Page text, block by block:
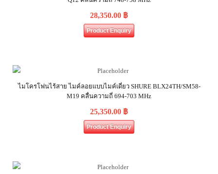
28,350.00 ฿
Product Enquiry
ไมโครโฟนไร้สาย ไมค์ลอยแบบไมค์เดี่ยว SHURE BLX24TH/SM58-
M19 คลื่นความถี่ 694-703 MHz
25,350.00 ฿
Product Enquiry